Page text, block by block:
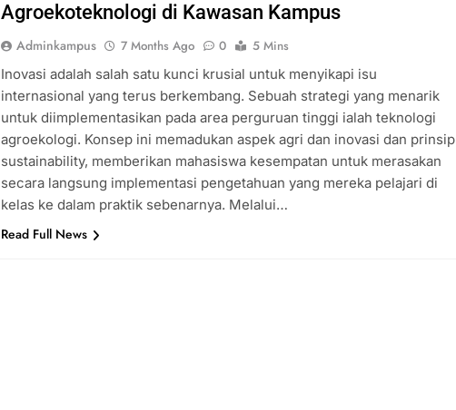
Agroekoteknologi di Kawasan Kampus
Adminkampus 7 Months Ago 0
5 Mins
Inovasi adalah salah satu kunci krusial untuk menyikapi isu
internasional yang terus berkembang. Sebuah strategi yang menarik
untuk diimplementasikan pada area perguruan tinggi ialah teknologi
agroekologi. Konsep ini memadukan aspek agri dan inovasi dan prinsip
sustainability, memberikan mahasiswa kesempatan untuk merasakan
secara langsung implementasi pengetahuan yang mereka pelajari di
kelas ke dalam praktik sebenarnya. Melalui…
Read Full News